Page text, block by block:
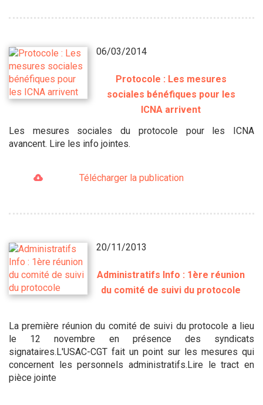
06/03/2014
Protocole : Les mesures
sociales bénéfiques pour les
ICNA arrivent
Les mesures sociales du protocole pour les ICNA
avancent. Lire les info jointes.
Télécharger la publication
20/11/2013
Administratifs Info : 1ère réunion
du comité de suivi du protocole
La première réunion du comité de suivi du protocole a lieu
le 12 novembre en présence des syndicats
signataires.L'USAC-CGT fait un point sur les mesures qui
concernent les personnels administratifs.Lire le tract en
pièce jointe